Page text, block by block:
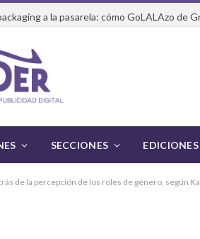
SECCIONES EDICIONES
de la percepción de los roles de género, según